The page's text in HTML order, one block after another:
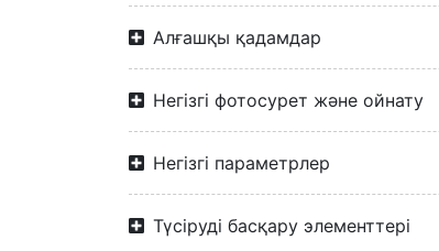
Алғашқы қадамдар
Негізгі фотосурет және ойнату
Негізгі параметрлер
Түсіруді басқару элементтері